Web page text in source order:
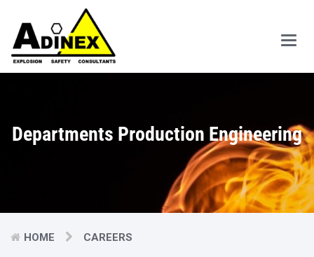
Main
Departments Production Engineering
HOME CAREERS